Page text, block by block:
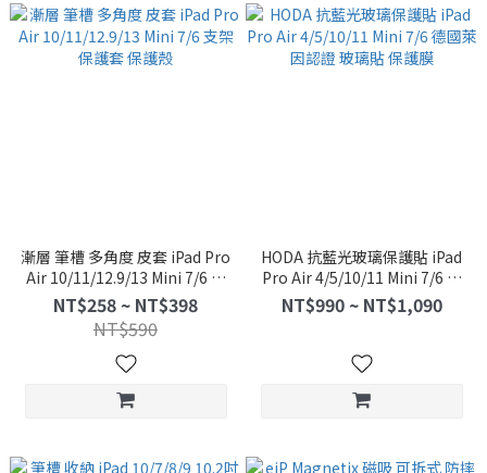
漸層 筆槽 多角度 皮套 iPad Pro
Air 10/11/12.9/13 Mini 7/6 支
架 保護套 保護殼
NT$258 ~ NT$398
NT$590
HODA 抗藍光玻璃保護貼 iPad
Pro Air 4/5/10/11 Mini 7/6 德
國萊因認證 玻璃貼 保護膜
NT$990 ~ NT$1,090